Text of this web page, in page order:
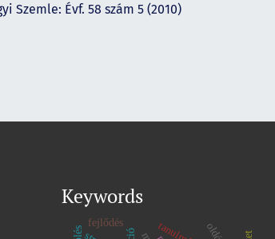
Szemle: Évf. 58 szám 5 (2010)
Keywords
fejlődés